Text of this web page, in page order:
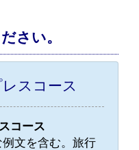
さい。
スコース
コース
文を含む。旅行